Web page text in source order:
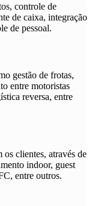
controle de
de caixa, integração
de pessoal.
gestão de frotas,
entre motoristas
reversa, entre
clientes, através de
indoor, guest
entre outros.